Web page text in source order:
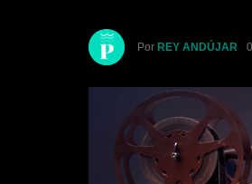
Por REY ANDÚJAR